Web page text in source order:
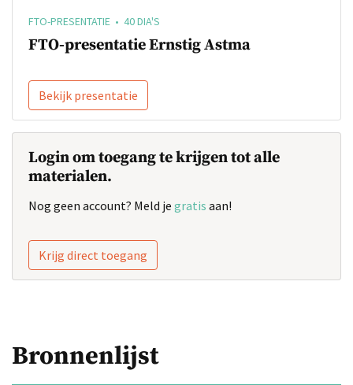
FTO-PRESENTATIE • 40 DIA'S
FTO-presentatie Ernstig Astma
Bekijk presentatie
Login om toegang te krijgen tot alle
materialen.
Nog geen account? Meld je gratis aan!
Krijg direct toegang
Bronnenlijst